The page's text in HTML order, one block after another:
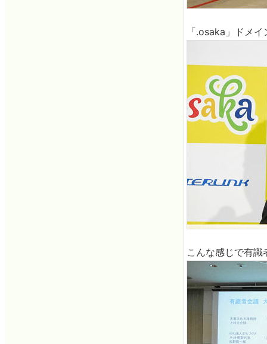
「.osaka」ドメ
こんな感じで有